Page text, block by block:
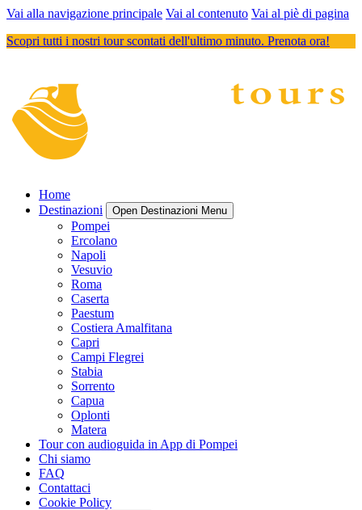
Vai alla navigazione principale Vai al contenuto Vai al piè di pagina
Scopri tutti i nostri tour scontati dell'ultimo minuto. Prenota ora!
Home
Destinazioni
Open Destinazioni Menu
Pompei
Ercolano
Napoli
Vesuvio
Roma
Caserta
Paestum
Costiera Amalfitana
Capri
Campi Flegrei
Stabia
Sorrento
Capua
Oplonti
Matera
Tour con audioguida in App di Pompei
Chi siamo
FAQ
Contattaci
Cookie Policy